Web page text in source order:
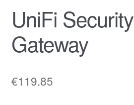
UniFi Security
Gateway
€119.85